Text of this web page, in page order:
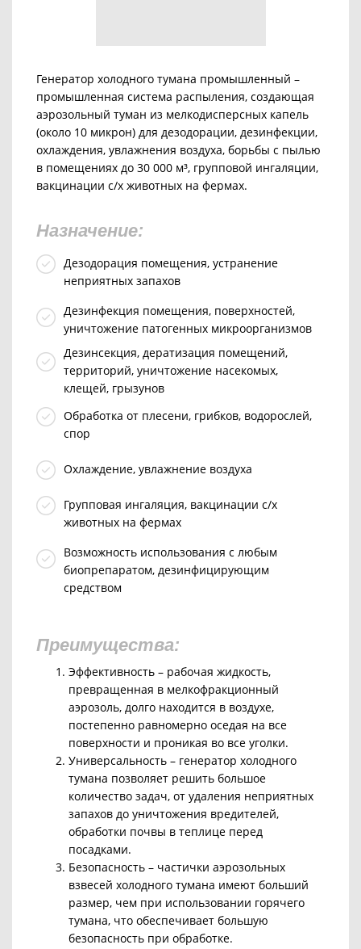
Генератор холодного тумана промышленный –
промышленная система распыления, создающая
аэрозольный туман из мелкодисперсных капель
(около 10 микрон) для дезодорации, дезинфекции,
охлаждения, увлажнения воздуха, борьбы с пылью
в помещениях до 30 000 м³, групповой ингаляции,
вакцинации с/х животных на фермах.
Назначение:
Дезодорация помещения, устранение
неприятных запахов
Дезинфекция помещения, поверхностей,
уничтожение патогенных микроорганизмов
Дезинсекция, дератизация помещений,
территорий, уничтожение насекомых,
клещей, грызунов
Обработка от плесени, грибков, водорослей,
спор
Охлаждение, увлажнение воздуха
Групповая ингаляция, вакцинации с/х
животных на фермах
Возможность использования с любым
биопрепаратом, дезинфицирующим
средством
Преимущества:
Эффективность – рабочая жидкость,
превращенная в мелкофракционный
аэрозоль, долго находится в воздухе,
постепенно равномерно оседая на все
поверхности и проникая во все уголки.
Универсальность – генератор холодного
тумана позволяет решить большое
количество задач, от удаления неприятных
запахов до уничтожения вредителей,
обработки почвы в теплице перед
посадками.
Безопасность – частички аэрозольных
взвесей холодного тумана имеют больший
размер, чем при использовании горячего
тумана, что обеспечивает большую
безопасность при обработке.